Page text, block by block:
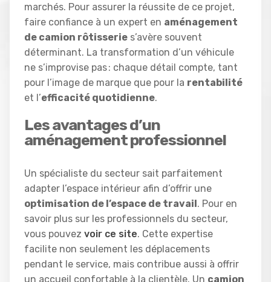
marchés. Pour assurer la réussite de ce projet,
faire confiance à un expert en aménagement
de camion rôtisserie s’avère souvent
déterminant. La transformation d’un véhicule
ne s’improvise pas : chaque détail compte, tant
pour l’image de marque que pour la rentabilité
et l’efficacité quotidienne.
Les avantages d’un
aménagement professionnel
Un spécialiste du secteur sait parfaitement
adapter l’espace intérieur afin d’offrir une
optimisation de l’espace de travail. Pour en
savoir plus sur les professionnels du secteur,
vous pouvez voir ce site. Cette expertise
facilite non seulement les déplacements
pendant le service, mais contribue aussi à offrir
un accueil confortable à la clientèle. Un camion